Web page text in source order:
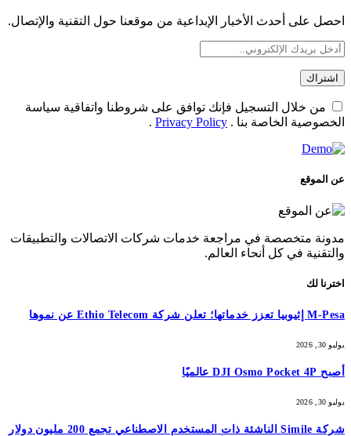
احصل على أحدث الأخبار الإبداعية من موقعنا حول التقنية والإتصال.
من خلال التسجيل فإنك توافق على شروطنا واتفاقية سياسة
الخصوصية الخاصة بنا . Privacy Policy
.
عن الموقع
مدونة متخصصة في مراجعة خدمات شركات الاتصالات والتطبيقات
والتقنية في كل أنحاء العالم.
اخترنا لك
M-Pesa إثيوبيا تعزز خدماتها؛ تعلن شركة Ethio Telecom عن نموها
يوليو 30, 2026
أصبح DJI Osmo Pocket 4P عالميًا
يوليو 30, 2026
شركة Simile الناشئة ذات المستخدم الاصطناعي تجمع 200 مليون دولار